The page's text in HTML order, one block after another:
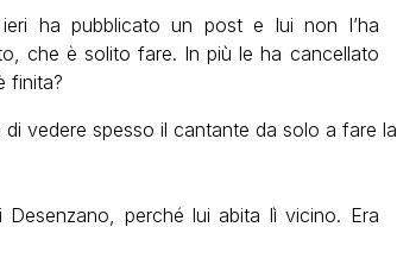
ha pubblicato un post e lui non l’ha
che è solito fare. In più le ha cancellato
finita?
vedere spesso il cantante da solo a fare la
Desenzano, perché lui abita lì vicino. Era